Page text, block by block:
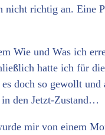
nicht richtig an. Eine
Wie und Was ich
hatte ich für
doch so gewollt
den Jetzt-Zustand…
mir von einem